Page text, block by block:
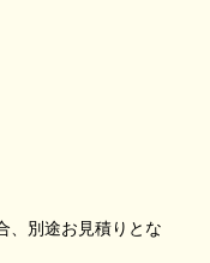
、別途お見積りとな